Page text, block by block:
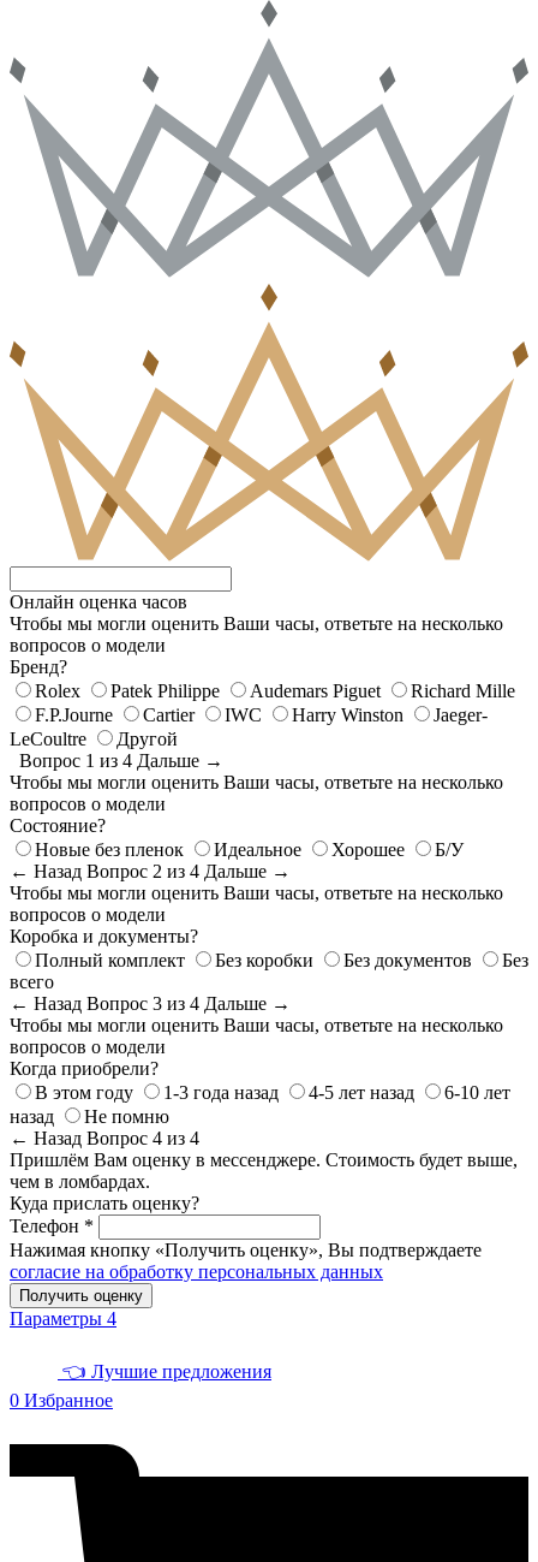
Онлайн оценка часов
Чтобы мы могли оценить Ваши часы, ответьте на несколько
вопросов о модели
Бренд?
Rolex
Patek Philippe Audemars Piguet
Richard Mille
F.P.Journe
Cartier IWC Harry Winston
Jaeger-
LeCoultre
Другой
Вопрос 1 из 4 Дальше →
Чтобы мы могли оценить Ваши часы, ответьте на несколько
вопросов о модели
Состояние?
Новые без пленок
Идеальное Хорошее
Б/У
← Назад Вопрос 2 из 4 Дальше →
Чтобы мы могли оценить Ваши часы, ответьте на несколько
вопросов о модели
Коробка и документы?
Полный комплект
Без коробки Без документов
Без
всего
← Назад Вопрос 3 из 4 Дальше →
Чтобы мы могли оценить Ваши часы, ответьте на несколько
вопросов о модели
Когда приобрели?
В этом году
1-3 года назад 4-5 лет назад
6-10 лет
назад
Не помню
← Назад Вопрос 4 из 4
Пришлём Вам оценку в мессенджере. Стоимость будет выше,
чем в ломбардах.
Куда прислать оценку?
Телефон *
Нажимая кнопку «Получить оценку», Вы подтверждаете
согласие на обработку персональных данных
Получить оценку
Параметры 4
👈 Лучшие предложения
0 Избранное